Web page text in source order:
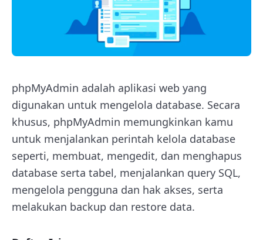
phpMyAdmin adalah aplikasi web yang
digunakan untuk mengelola database. Secara
khusus, phpMyAdmin memungkinkan kamu
untuk menjalankan perintah kelola database
seperti, membuat, mengedit, dan menghapus
database serta tabel, menjalankan query SQL,
mengelola pengguna dan hak akses, serta
melakukan backup dan restore data.